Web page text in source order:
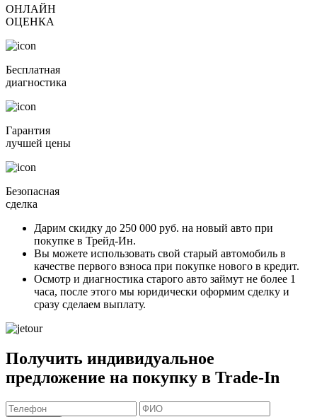
ОНЛАЙН
ОЦЕНКА
Бесплатная
диагностика
Гарантия
лучшей цены
Безопасная
сделка
Дарим скидку до 250 000 руб. на новый авто при
покупке в Трейд-Ин.
Вы можете использовать свой старый автомобиль в
качестве первого взноса при покупке нового в кредит.
Осмотр и диагностика старого авто займут не более 1
часа, после этого мы юридически оформим сделку и
сразу сделаем выплату.
Получить индивидуальное
предложение на покупку в Trade-In